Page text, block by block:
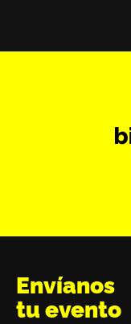
Envíanos
tu evento